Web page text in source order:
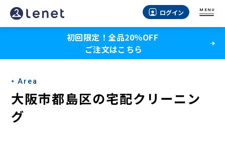
大
阪
都
島
区
の
ログイン MENU
初回限定！全品20％OFF
ご注文はこちら
Area
大阪市都島区の宅配クリーニン
グ